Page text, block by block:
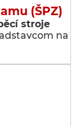
(ŠPZ)
stroje
na